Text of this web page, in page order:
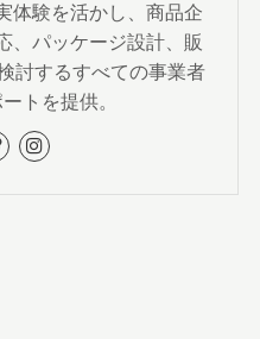
体験を活かし、商品企
、パッケージ設計、販
討するすべての事業者
トを提供。